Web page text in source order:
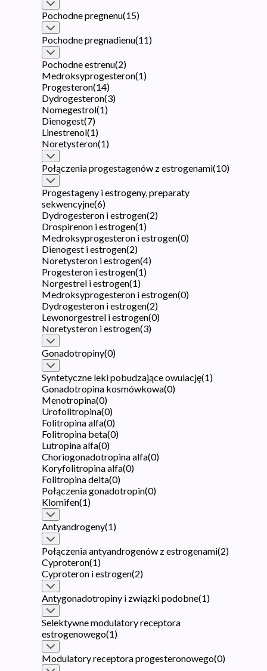
Pochodne pregnenu(15)
Pochodne pregnadienu(11)
Pochodne estrenu(2)
Medroksyprogesteron(1)
Progesteron(14)
Dydrogesteron(3)
Nomegestrol(1)
Dienogest(7)
Linestrenol(1)
Noretysteron(1)
Połączenia progestagenów z estrogenami(10)
Progestageny i estrogeny, preparaty
sekwencyjne(6)
Dydrogesteron i estrogen(2)
Drospirenon i estrogen(1)
Medroksyprogesteron i estrogen(0)
Dienogest i estrogen(2)
Noretysteron i estrogen(4)
Progesteron i estrogen(1)
Norgestrel i estrogen(1)
Medroksyprogesteron i estrogen(0)
Dydrogesteron i estrogen(2)
Lewonorgestrel i estrogen(0)
Noretysteron i estrogen(3)
Gonadotropiny(0)
Syntetyczne leki pobudzające owulację(1)
Gonadotropina kosmówkowa(0)
Menotropina(0)
Urofolitropina(0)
Folitropina alfa(0)
Folitropina beta(0)
Lutropina alfa(0)
Choriogonadotropina alfa(0)
Koryfolitropina alfa(0)
Folitropina delta(0)
Połączenia gonadotropin(0)
Klomifen(1)
Antyandrogeny(1)
Połączenia antyandrogenów z estrogenami(2)
Cyproteron(1)
Cyproteron i estrogen(2)
Antygonadotropiny i związki podobne(1)
Selektywne modulatory receptora
estrogenowego(1)
Modulatory receptora progesteronowego(0)